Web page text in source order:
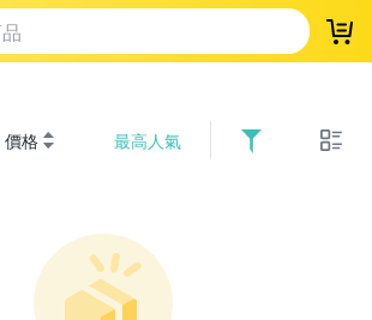
登
價格 最高人氣